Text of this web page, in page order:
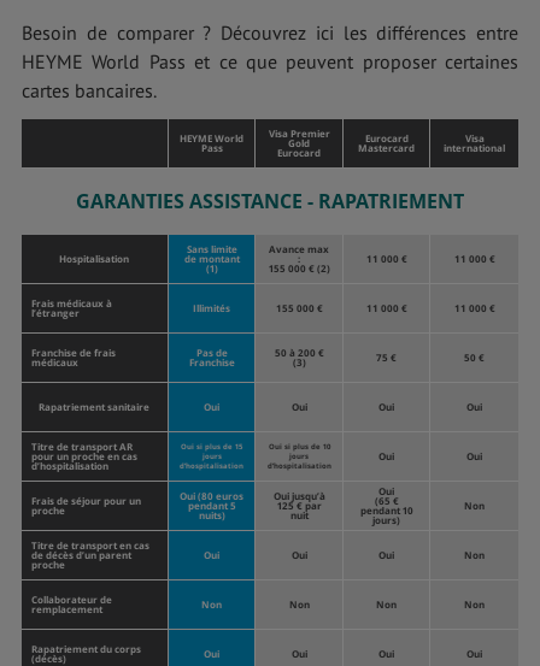
Besoin de comparer ? Découvrez ici les différences entre
HEYME World Pass et ce que peuvent proposer certaines
cartes bancaires.
HEYME World
Pass
Visa Premier
Gold
Eurocard
Eurocard
Mastercard
Visa
international
GARANTIES ASSISTANCE - RAPATRIEMENT
Hospitalisation
Sans limite
de montant
(1)
Avance max
:
155 000 € (2)
11 000 € 11 000 €
Frais médicaux à
l’étranger Illimités 155 000 € 11 000 € 11 000 €
Franchise de frais
médicaux
Pas de
Franchise
50 à 200 €
(3) 75 € 50 €
Rapatriement sanitaire Oui Oui Oui Oui
Titre de transport AR
pour un proche en cas
d’hospitalisation
Oui si plus de 15
jours
d’hospitalisation
Oui si plus de 10
jours
d’hospitalisation
Oui Oui
Frais de séjour pour un
proche
Oui (80 euros
pendant 5
nuits)
Oui jusqu’à
125 € par
nuit
Oui
(65 €
pendant 10
jours)
Non
Titre de transport en cas
de décès d’un parent
proche
Oui Oui Oui Non
Collaborateur de
remplacement Non Non Non Non
Rapatriement du corps
(décès) Oui Oui Oui Oui